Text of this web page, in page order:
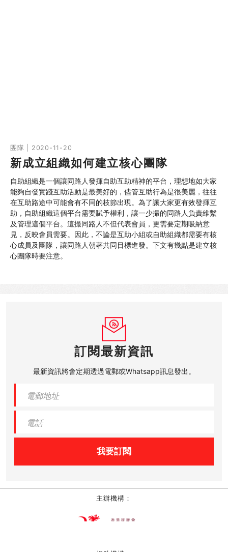
團隊 | 2020-11-20
新成立組織如何建立核心團隊
自助組織是一個讓同路人發揮自助互助精神的平台，理想地如大家
能夠自發實踐互助活動是最美好的，儘管互助行為是很美麗，往往
在互助路途中可能會有不同的枝節出現。為了讓大家更有效發揮互
助，自助組織這個平台需要賦予權利，讓一少撮的同路人負責維繫
及管理這個平台。這撮同路人不但代表會員，更需要定期吸納意
見，反映會員需要。因此，不論是互助小組或自助組織都需要有核
心成員及團隊，讓同路人朝著共同目標進發。下文有幾點是建立核
心團隊時要注意。
訂閱最新資訊
最新資訊將會定期透過電郵或Whatsapp訊息發出。
我要訂閱
主辦機構：